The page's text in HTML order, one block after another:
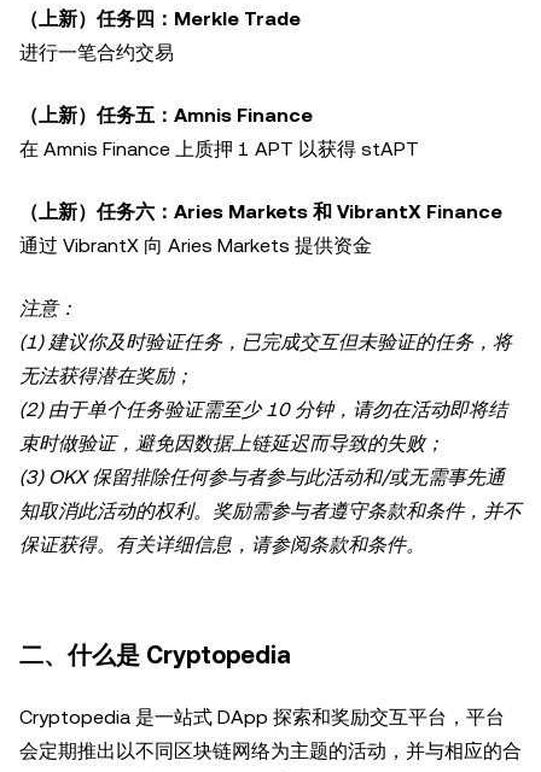
（上新）任务四：Merkle Trade
进行一笔合约交易
（上新）任务五：Amnis Finance
在 Amnis Finance 上质押 1 APT 以获得 stAPT
（上新）任务六：Aries Markets 和 VibrantX Finance
通过 VibrantX 向 Aries Markets 提供资金
注意：
(1) 建议你及时验证任务，已完成交互但未验证的任务，将
无法获得潜在奖励；
(2) 由于单个任务验证需至少 10 分钟，请勿在活动即将结
束时做验证，避免因数据上链延迟而导致的失败；
(3) OKX 保留排除任何参与者参与此活动和/或无需事先通
知取消此活动的权利。奖励需参与者遵守条款和条件，并不
保证获得。有关详细信息，请参阅条款和条件。
二、什么是 Cryptopedia
Cryptopedia 是一站式 DApp 探索和奖励交互平台，平台
会定期推出以不同区块链网络为主题的活动，并与相应的合